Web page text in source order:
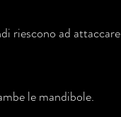
riescono ad attaccare
le mandibole.